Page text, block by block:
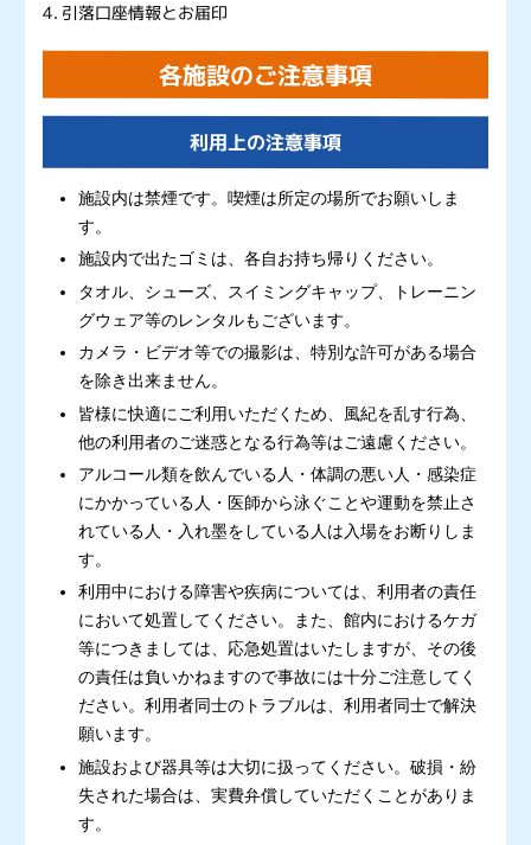
4. 引落口座情報とお届印
各施設のご注意事項
利用上の注意事項
施設内は禁煙です。喫煙は所定の場所でお願いしま
す。
施設内で出たゴミは、各自お持ち帰りください。
タオル、シューズ、スイミングキャップ、トレーニン
グウェア等のレンタルもございます。
カメラ・ビデオ等での撮影は、特別な許可がある場合
を除き出来ません。
皆様に快適にご利用いただくため、風紀を乱す行為、
他の利用者のご迷惑となる行為等はご遠慮ください。
アルコール類を飲んでいる人・体調の悪い人・感染症
にかかっている人・医師から泳ぐことや運動を禁止さ
れている人・入れ墨をしている人は入場をお断りしま
す。
利用中における障害や疾病については、利用者の責任
において処置してください。また、館内におけるケガ
等につきましては、応急処置はいたしますが、その後
の責任は負いかねますので事故には十分ご注意してく
ださい。利用者同士のトラブルは、利用者同士で解決
願います。
施設および器具等は大切に扱ってください。破損・紛
失された場合は、実費弁償していただくことがありま
す。